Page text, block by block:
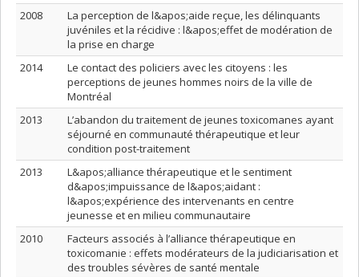
2008
La perception de l&apos;aide reçue, les délinquants
juvéniles et la récidive : l&apos;effet de modération de
la prise en charge
2014
Le contact des policiers avec les citoyens : les
perceptions de jeunes hommes noirs de la ville de
Montréal
2013
L’abandon du traitement de jeunes toxicomanes ayant
séjourné en communauté thérapeutique et leur
condition post-traitement
2013
L&apos;alliance thérapeutique et le sentiment
d&apos;impuissance de l&apos;aidant :
l&apos;expérience des intervenants en centre
jeunesse et en milieu communautaire
2010
Facteurs associés à l’alliance thérapeutique en
toxicomanie : effets modérateurs de la judiciarisation et
des troubles sévères de santé mentale